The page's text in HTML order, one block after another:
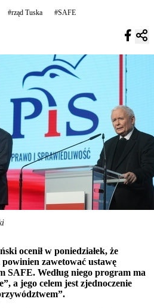
#rząd Tuska #SAFE
ocenił w poniedziałek, że
zawetować ustawę
Według niego program ma
a jego celem jest zjednoczenie